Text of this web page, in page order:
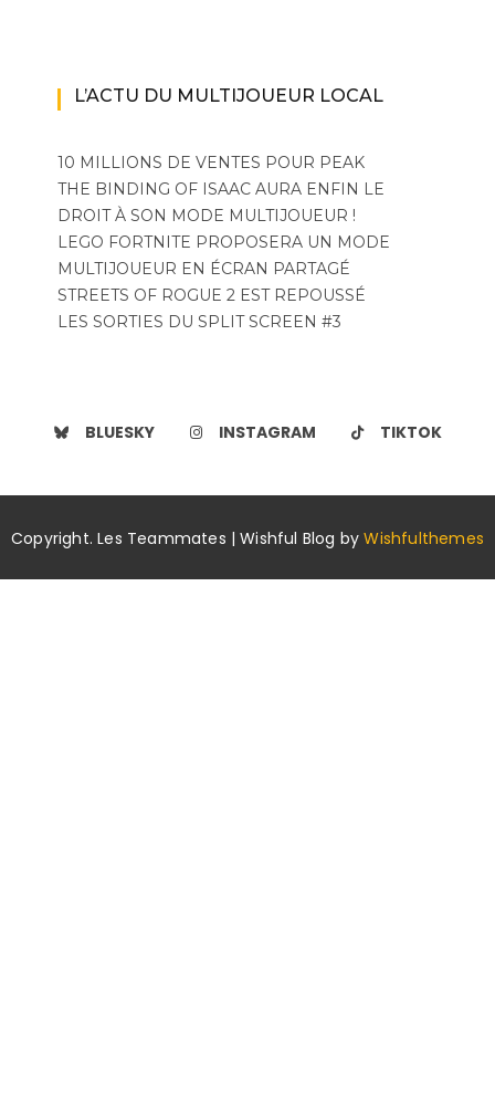
L’ACTU DU MULTIJOUEUR LOCAL
10 MILLIONS DE VENTES POUR PEAK
THE BINDING OF ISAAC AURA ENFIN LE
DROIT À SON MODE MULTIJOUEUR !
LEGO FORTNITE PROPOSERA UN MODE
MULTIJOUEUR EN ÉCRAN PARTAGÉ
STREETS OF ROGUE 2 EST REPOUSSÉ
LES SORTIES DU SPLIT SCREEN #3
BLUESKY INSTAGRAM TIKTOK
Copyright. Les Teammates | Wishful Blog byWishfulthemes